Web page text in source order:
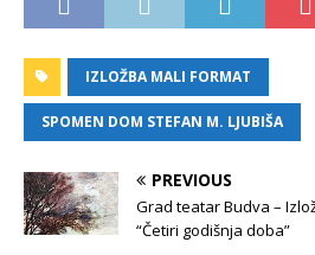
IZLOŽBA MALI FORMAT
SPOMEN DOM STEFAN M. LJUBIŠA
PREVIOUS
Grad teatar Budva –
“Četiri godišnja doba”